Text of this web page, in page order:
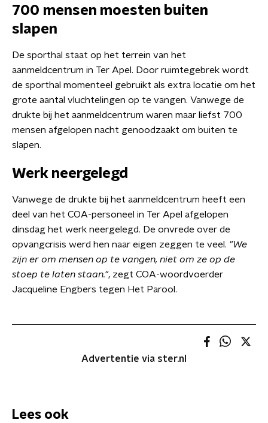
700 mensen moesten buiten
slapen
De sporthal staat op het terrein van het
aanmeldcentrum in Ter Apel. Door ruimtegebrek wordt
de sporthal momenteel gebruikt als extra locatie om het
grote aantal vluchtelingen op te vangen. Vanwege de
drukte bij het aanmeldcentrum waren maar liefst 700
mensen afgelopen nacht genoodzaakt om buiten te
slapen.
Werk neergelegd
Vanwege de drukte bij het aanmeldcentrum heeft een
deel van het COA-personeel in Ter Apel afgelopen
dinsdag het werk neergelegd. De onvrede over de
opvangcrisis werd hen naar eigen zeggen te veel. "We
zijn er om mensen op te vangen, niet om ze op de
stoep te laten staan.", zegt COA-woordvoerder
Jacqueline Engbers tegen Het Parool.
Advertentie via ster.nl
Lees ook